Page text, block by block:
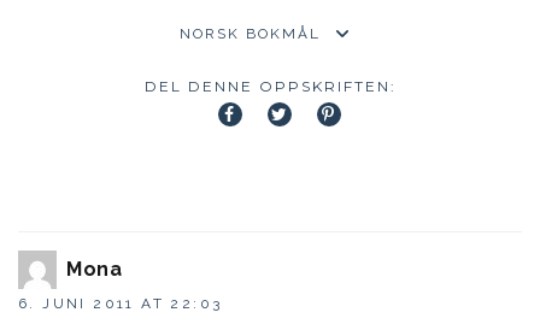
DEL DENNE OPPSKRIFTEN:
Mona
6. JUNI 2011 AT 22:03